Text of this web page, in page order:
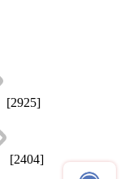
[2925]
[2404]